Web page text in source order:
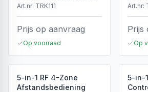
Wit, IP20
Art.nr: TRK111
Prijs op aanvraag
Op voorraad
Art.nr:
Prijs
Op
5-in-1 RF 4-Zone
Afstandsbediening
5-in-